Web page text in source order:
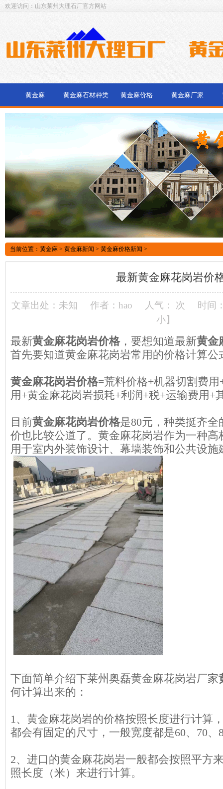
欢迎访问：山东莱州大理石厂官方网站
黄金麻 黄金麻石材种类 黄金麻价格 黄金麻厂家
当前位置： 黄金麻 > 黄金麻新闻 > 黄金麻价格新闻 >
最新黄金麻花岗岩价
文章出处：未知 作者：hao 人气： 次
时间
小】
最新黄金麻花岗岩价格，要想知道最新黄金
首先要知道黄金麻花岗岩常用的价格计算公
黄金麻花岗岩价格=荒料价格+机器切割费
用+黄金麻花岗岩损耗+利润+税+运输费用+
目前黄金麻花岗岩价格是80元，种类挺齐
价也比较公道了。 黄金麻花岗岩作为一种高
用于室内外装饰设计、幕墙装饰和公共设施
下面简单介绍下莱州奥磊黄金麻花岗岩厂家
何计算出来的：
1、黄金麻花岗岩的价格按照长度进行计算
都会有固定的尺寸，一般宽度都是60、70、
2、进口的黄金麻花岗岩一般都会按照平方
照长度（米）来进行计算。